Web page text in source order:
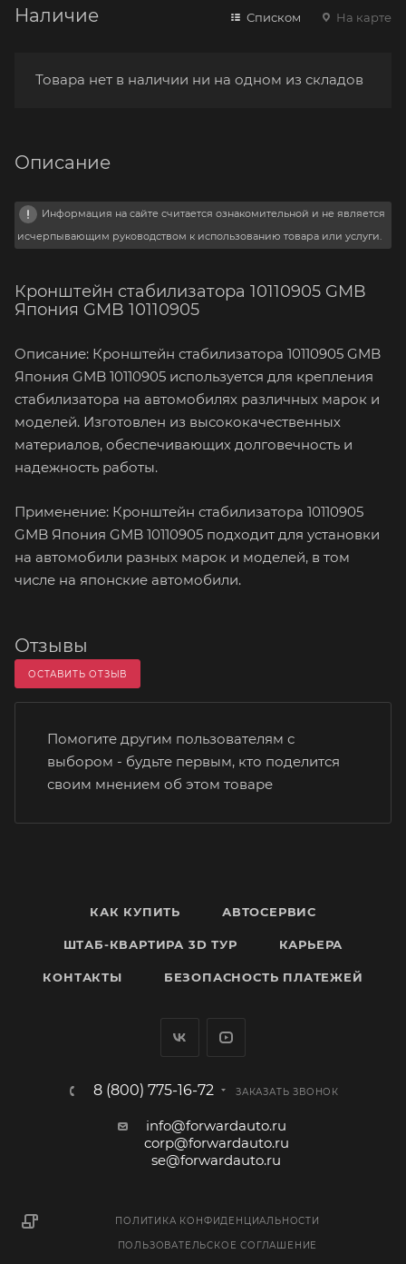
Наличие Списком На карте
Товара нет в наличии ни на одном из складов
Описание
Информация на сайте считается ознакомительной и не является
исчерпывающим руководством к использованию товара или услуги.
Кронштейн стабилизатора 10110905 GMB
Япония GMB 10110905
Описание: Кронштейн стабилизатора 10110905 GMB
Япония GMB 10110905 используется для крепления
стабилизатора на автомобилях различных марок и
моделей. Изготовлен из высококачественных
материалов, обеспечивающих долговечность и
надежность работы.
Применение: Кронштейн стабилизатора 10110905
GMB Япония GMB 10110905 подходит для установки
на автомобили разных марок и моделей, в том
числе на японские автомобили.
Отзывы
ОСТАВИТЬ ОТЗЫВ
Помогите другим пользователям с
выбором - будьте первым, кто поделится
своим мнением об этом товаре
КАК КУПИТЬ АВТОСЕРВИС
ШТАБ-КВАРТИРА 3D ТУР КАРЬЕРА
КОНТАКТЫ БЕЗОПАСНОСТЬ ПЛАТЕЖЕЙ
8 (800) 775-16-72 ЗАКАЗАТЬ ЗВОНОК
info@forwardauto.ru
corp@forwardauto.ru
se@forwardauto.ru
ПОЛИТИКА КОНФИДЕНЦИАЛЬНОСТИ
ПОЛЬЗОВАТЕЛЬСКОЕ СОГЛАШЕНИЕ